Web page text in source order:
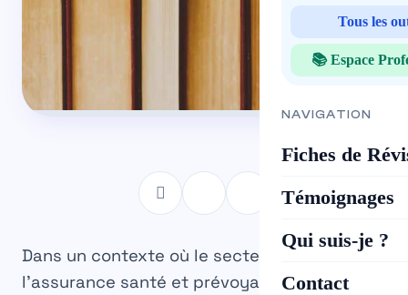
Tous les
📚 Espace
NAVIGATION
Fiches de
Témoignages
Qui suis-je ?
Contact
Dans un contexte où le secteur de
l’assurance santé et prévoyance connaît